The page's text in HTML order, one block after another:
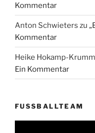
Kommentar
Anton Schwieters zu
Kommentar
Heike Hokamp-
Ein Kommentar
FUSSBALLTEAM